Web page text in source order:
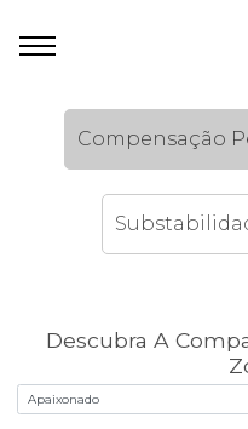
Compensação
Descubra A